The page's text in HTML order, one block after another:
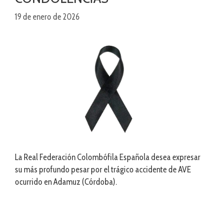
19 de enero de 2026
La Real Federación Colombófila Española desea expresar
su más profundo pesar por el trágico accidente de AVE
ocurrido en Adamuz (Córdoba).